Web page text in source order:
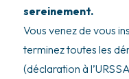
sereinement.
Vous venez de vous
termineztoutes les
(déclaration à